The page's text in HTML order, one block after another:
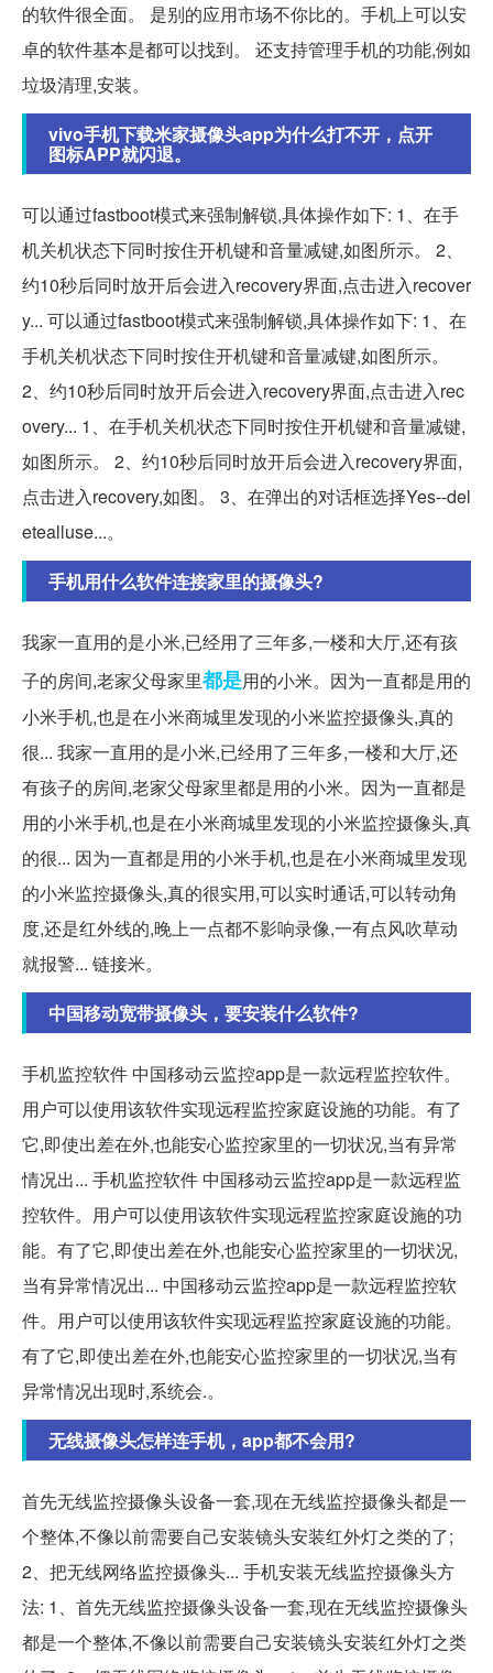
的软件很全面。 是别的应用市场不你比的。手机上可以安
卓的软件基本是都可以找到。 还支持管理手机的功能,例如
垃圾清理,安装。
vivo手机下载米家摄像头app为什么打不开，点开
图标APP就闪退。
可以通过fastboot模式来强制解锁,具体操作如下: 1、在手
机关机状态下同时按住开机键和音量减键,如图所示。 2、
约10秒后同时放开后会进入recovery界面,点击进入recover
y... 可以通过fastboot模式来强制解锁,具体操作如下: 1、在
手机关机状态下同时按住开机键和音量减键,如图所示。
2、约10秒后同时放开后会进入recovery界面,点击进入rec
overy... 1、在手机关机状态下同时按住开机键和音量减键,
如图所示。 2、约10秒后同时放开后会进入recovery界面,
点击进入recovery,如图。 3、在弹出的对话框选择Yes--del
etealluse...。
手机用什么软件连接家里的摄像头?
我家一直用的是小米,已经用了三年多,一楼和大厅,还有孩
子的房间,老家父母家里都是用的小米。因为一直都是用的
小米手机,也是在小米商城里发现的小米监控摄像头,真的
很... 我家一直用的是小米,已经用了三年多,一楼和大厅,还
有孩子的房间,老家父母家里都是用的小米。因为一直都是
用的小米手机,也是在小米商城里发现的小米监控摄像头,真
的很... 因为一直都是用的小米手机,也是在小米商城里发现
的小米监控摄像头,真的很实用,可以实时通话,可以转动角
度,还是红外线的,晚上一点都不影响录像,一有点风吹草动
就报警... 链接米。
中国移动宽带摄像头，要安装什么软件?
手机监控软件 中国移动云监控app是一款远程监控软件。
用户可以使用该软件实现远程监控家庭设施的功能。有了
它,即使出差在外,也能安心监控家里的一切状况,当有异常
情况出... 手机监控软件 中国移动云监控app是一款远程监
控软件。用户可以使用该软件实现远程监控家庭设施的功
能。有了它,即使出差在外,也能安心监控家里的一切状况,
当有异常情况出... 中国移动云监控app是一款远程监控软
件。用户可以使用该软件实现远程监控家庭设施的功能。
有了它,即使出差在外,也能安心监控家里的一切状况,当有
异常情况出现时,系统会.。
无线摄像头怎样连手机，app都不会用?
首先无线监控摄像头设备一套,现在无线监控摄像头都是一
个整体,不像以前需要自己安装镜头安装红外灯之类的了;
2、把无线网络监控摄像头... 手机安装无线监控摄像头方
法: 1、首先无线监控摄像头设备一套,现在无线监控摄像头
都是一个整体,不像以前需要自己安装镜头安装红外灯之类